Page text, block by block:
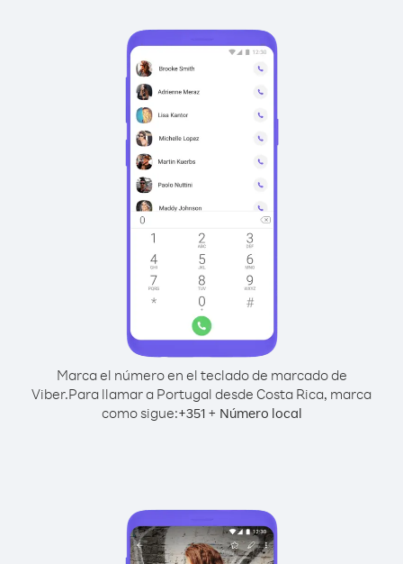
Marca el número en el teclado de marcado de
Viber.Para llamar a Portugal desde Costa Rica, marca
como sigue:+351+ Número local